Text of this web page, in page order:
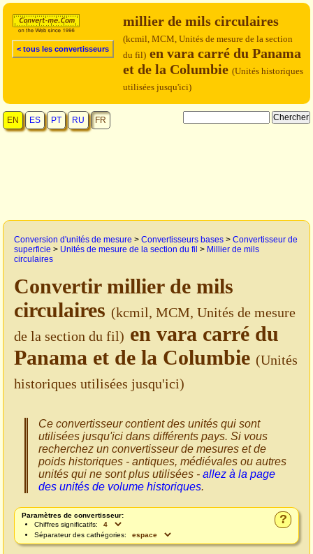
< tous les convertisseurs
millier de mils circulaires
(kcmil, MCM, Unités de mesure de la section
du fil) en vara carré du Panama
et de la Columbie (Unités historiques
utilisées jusqu'ici)
EN ES PT RU FR
Conversion d'unités de mesure > Convertisseurs bases > Convertisseur de
superficie > Unités de mesure de la section du fil > Millier de mils
circulaires
Convertir millier de mils
circulaires (kcmil, MCM, Unités de mesure
de la section du fil) en vara carré du
Panama et de la Columbie (Unités
historiques utilisées jusqu'ici)
Ce convertisseur contient des unités qui sont
utilisées jusqu'ici dans différents pays. Si vous
recherchez un convertisseur de mesures et de
poids historiques - antiques, médiévales ou autres
unités qui ne sont plus utilisées - allez à la page
des unités de volume historiques.
?
Paramètres de convertisseur:
Chiffres significatifs:
Séparateur des cathégories: